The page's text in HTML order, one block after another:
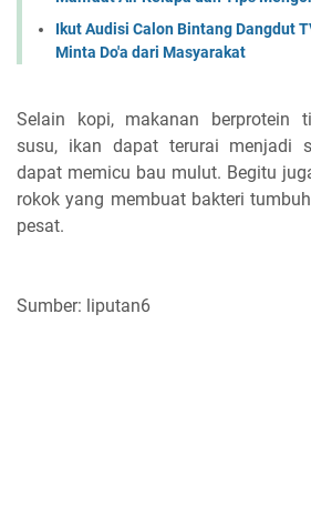
Ikut Audisi Calon Bintang Dangdut
Minta Do'a dari Masyarakat
Selain kopi, makanan berprotein
susu, ikan dapat terurai menjadi
dapat memicu bau mulut. Begitu
rokok yang membuat bakteri
pesat.
Sumber: liputan6